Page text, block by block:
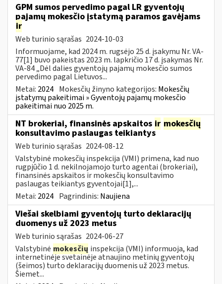
GPM sumos pervedimo pagal LR gyventojų
pajamų mokesčio įstatymą paramos gavėjams
ir
Web turinio sąrašas 2024-10-03
Informuojame, kad 2024 m. rugsėjo 25 d. įsakymu Nr. VA-
77[1] buvo pakeistas 2023 m. lapkričio 17 d. įsakymas Nr.
VA-84 „Dėl dalies gyventojų pajamų mokesčio sumos
pervedimo pagal Lietuvos...
Metai: 2024 Mokesčių žinyno kategorijos: Mokesčių
įstatymų pakeitimai » Gyventojų pajamų mokesčio
pakeitimai nuo 2025 m.
NT brokeriai, finansinės apskaitos ir mokesčių
konsultavimo paslaugas teikiantys
Web turinio sąrašas 2024-08-12
Valstybinė mokesčių inspekcija (VMI) primena, kad nuo
rugpjūčio 1 d. nekilnojamojo turto agentai (brokeriai),
finansinės apskaitos ir mokesčių konsultavimo
paslaugas teikiantys gyventojai[1],...
Metai: 2024 Pagrindinis: Naujiena
Viešai skelbiami gyventojų turto deklaracijų
duomenys už 2023 metus
Web turinio sąrašas 2024-06-27
Valstybinė mokesčių inspekcija (VMI) informuoja, kad
internetinėje svetainėje atnaujino metinių gyventojų
(šeimos) turto deklaracijų duomenis už 2023 metus.
Šiemet...